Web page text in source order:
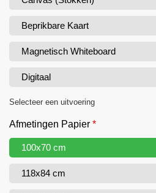
Beprikbare Kaart
Magnetisch Whiteboard
Digitaal
Selecteer een uitvoering
Afmetingen Papier *
100x70 cm
118x84 cm